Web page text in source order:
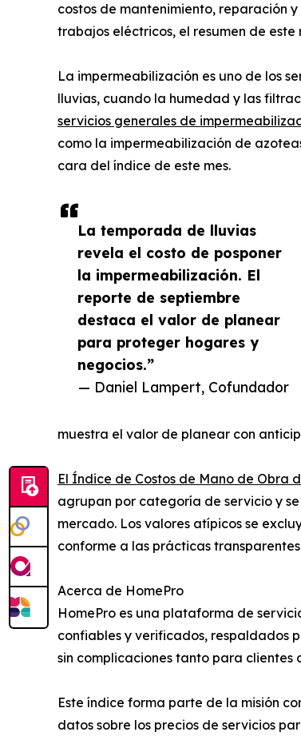
La temporada de lluvias
revela el costo de posponer
la impermeabilización. El
reporte de septiembre
destaca el valor de planear
para proteger hogares y
negocios.”
— Daniel Lampert, Cofundador
costos de mantenimiento, reparación
trabajos eléctricos, el resumen de
La impermeabilización es uno de los
lluvias, cuando la humedad y las
servicios generales de
como la impermeabilización de
cara del índice de este mes.
muestra el valor de planear con
El Índice de Costos de Mano de Obra
agrupan por categoría de servicio y
mercado. Los valores atípicos se
conforme a las prácticas
Acerca de HomePro
HomePro es una plataforma de
confiables y verificados, respaldados
sin complicaciones tanto para clientes
Este índice forma parte de la misión
datos sobre los precios de servicios